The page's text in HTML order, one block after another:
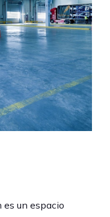
es un espacio